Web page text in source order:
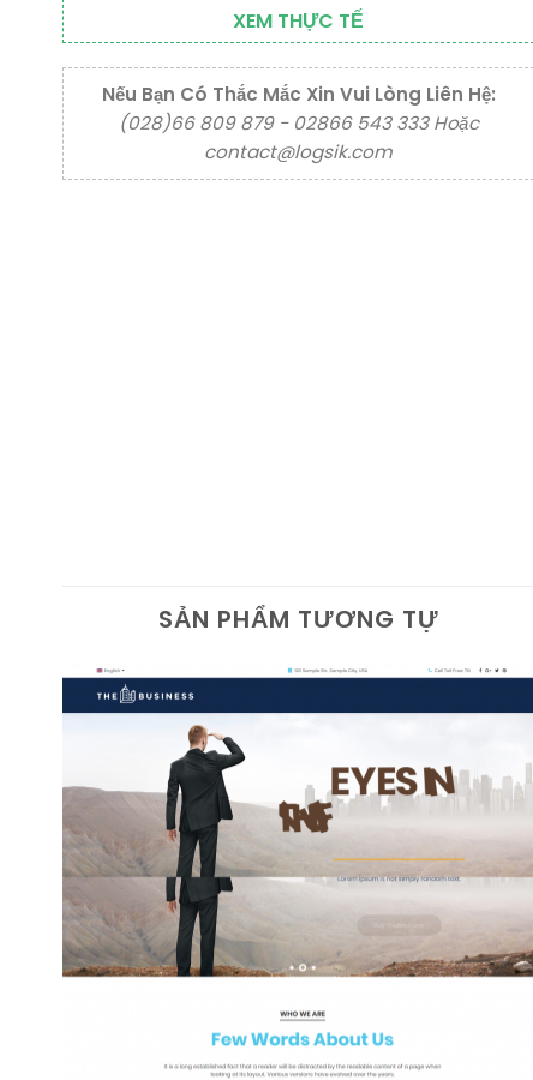
XEM THỰC TẾ
Nếu Bạn Có Thắc Mắc Xin Vui Lòng Liên Hệ:
(028)66 809 879 - 02866 543 333 Hoặc
contact@logsik.com
SẢN PHẨM TƯƠNG TỰ